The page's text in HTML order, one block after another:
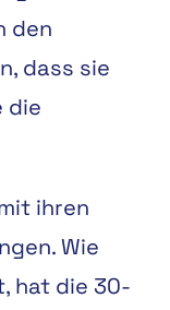
den
dass sie
die
ihren
Wie
hat die 30-